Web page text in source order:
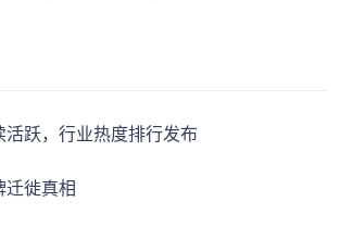
跃，行业热度排行发布
迁徙真相